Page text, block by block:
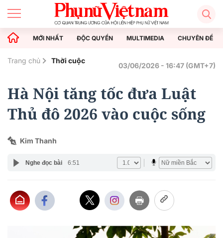
MỚI NHẤT ĐỘC QUYỀN MULTIMEDIA CHUYÊN ĐỀ
Trang chủ Thời cuộc
03/06/2026 - 16:47 (GMT+7)
Hà Nội tăng tốc đưa Luật
Thủ đô 2026 vào cuộc sống
Kim Thanh
Nghe đọc bài 6:51